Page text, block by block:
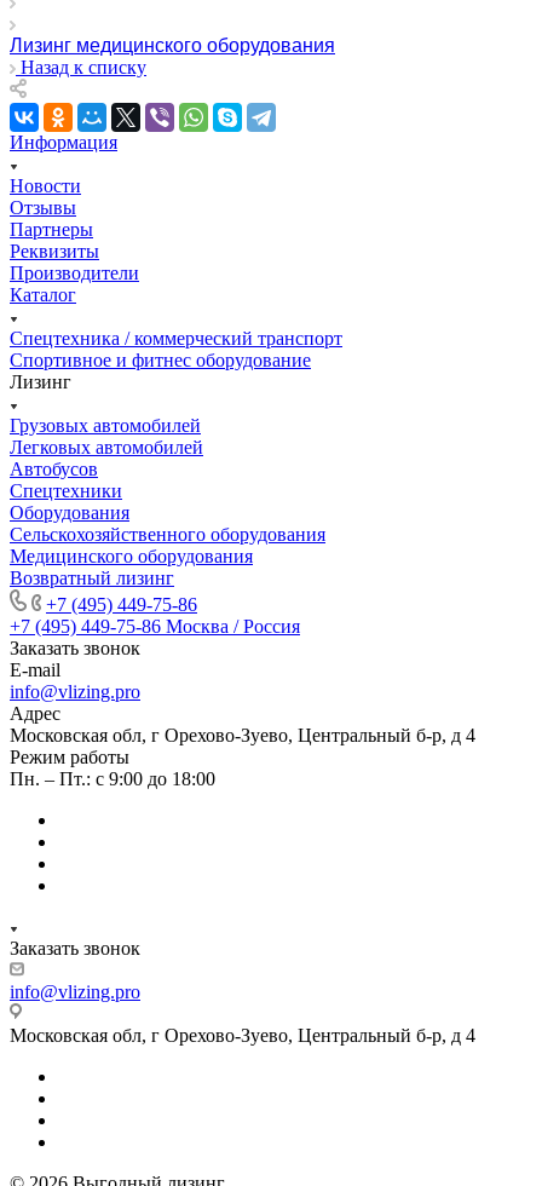
Лизинг медицинского оборудования
Назад к списку
Информация
Новости
Отзывы
Партнеры
Реквизиты
Производители
Каталог
Спецтехника / коммерческий транспорт
Спортивное и фитнес оборудование
Лизинг
Грузовых автомобилей
Легковых автомобилей
Автобусов
Спецтехники
Оборудования
Сельскохозяйственного оборудования
Медицинского оборудования
Возвратный лизинг
+7 (495) 449-75-86
+7 (495) 449-75-86 Москва / Россия
Заказать звонок
E-mail
info@vlizing.pro
Адрес
Московская обл, г Орехово-Зуево, Центральный б-р, д 4
Режим работы
Пн. – Пт.: с 9:00 до 18:00
Заказать звонок
info@vlizing.pro
Московская обл, г Орехово-Зуево, Центральный б-р, д 4